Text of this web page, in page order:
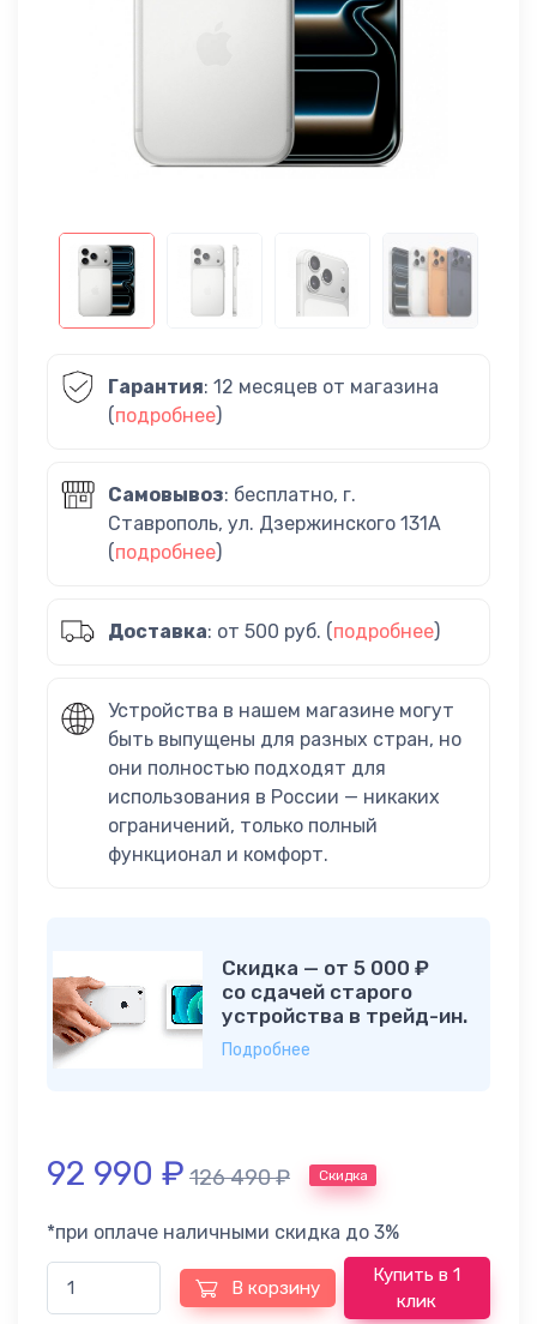
Гарантия: 12 месяцев от магазина
(подробнее)
Самовывоз: бесплатно, г.
Ставрополь, ул. Дзержинского 131А
(подробнее)
Доставка: от 500 руб. (подробнее)
Устройства в нашем магазине могут
быть выпущены для разных стран, но
они полностью подходят для
использования в России — никаких
ограничений, только полный
функционал и комфорт.
Скидка — от 5 000 ₽
со сдачей старого
устройства в трейд-ин.
Подробнее
92 990 ₽ 126 490₽ Скидка
*при оплаче наличными скидка до 3%
В корзину
Купить в 1
клик